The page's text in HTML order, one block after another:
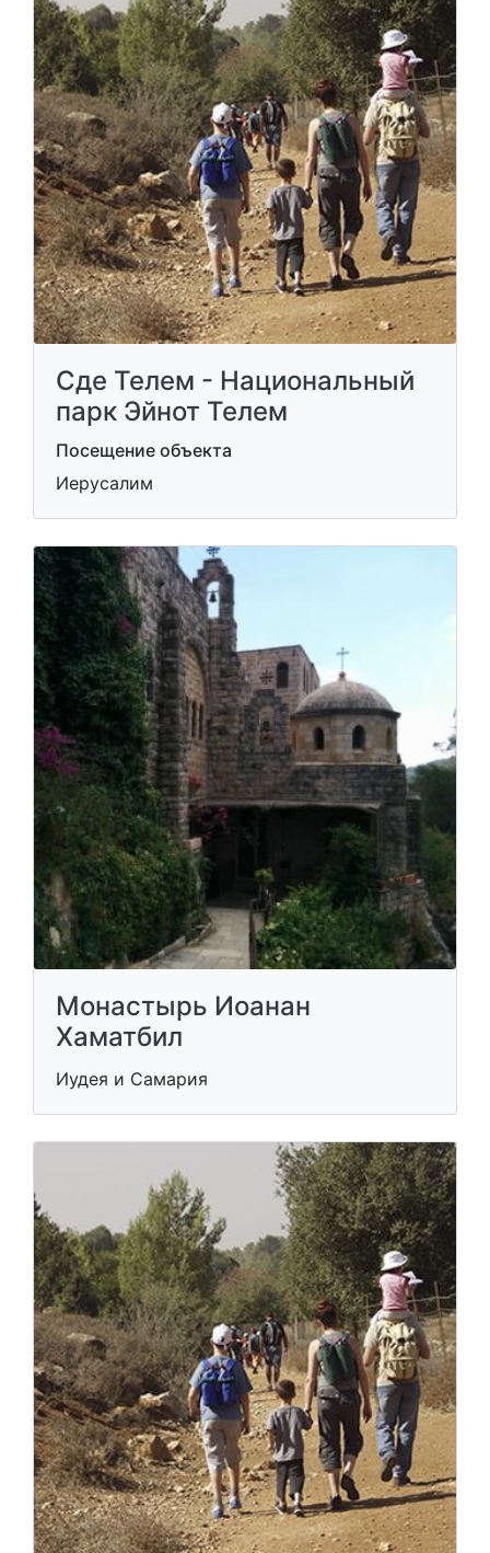
Сде Телем - Национальный
парк Эйнот Телем
Посещение объекта
Иерусалим
Монастырь Иоанан
Хаматбил
Иудея и Самария